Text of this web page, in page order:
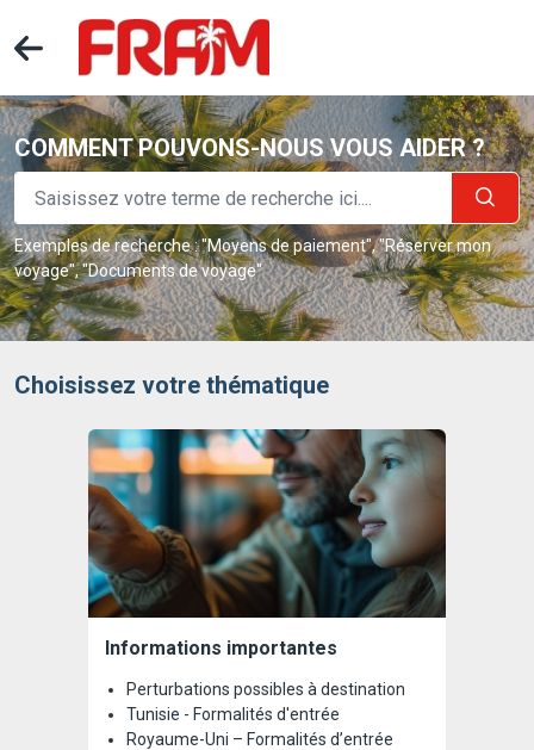
COMMENT POUVONS-NOUS VOUS AIDER ?
Exemples de recherche : "Moyens de paiement", "Réserver mon
voyage", "Documents de voyage"
Choisissez votre thématique
Informations importantes
Perturbations possibles à destination
Tunisie - Formalités d'entrée
Royaume-Uni – Formalités d’entrée